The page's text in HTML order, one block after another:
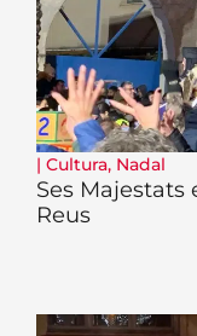
| Cultura, Nadal
Ses Majestats
Reus